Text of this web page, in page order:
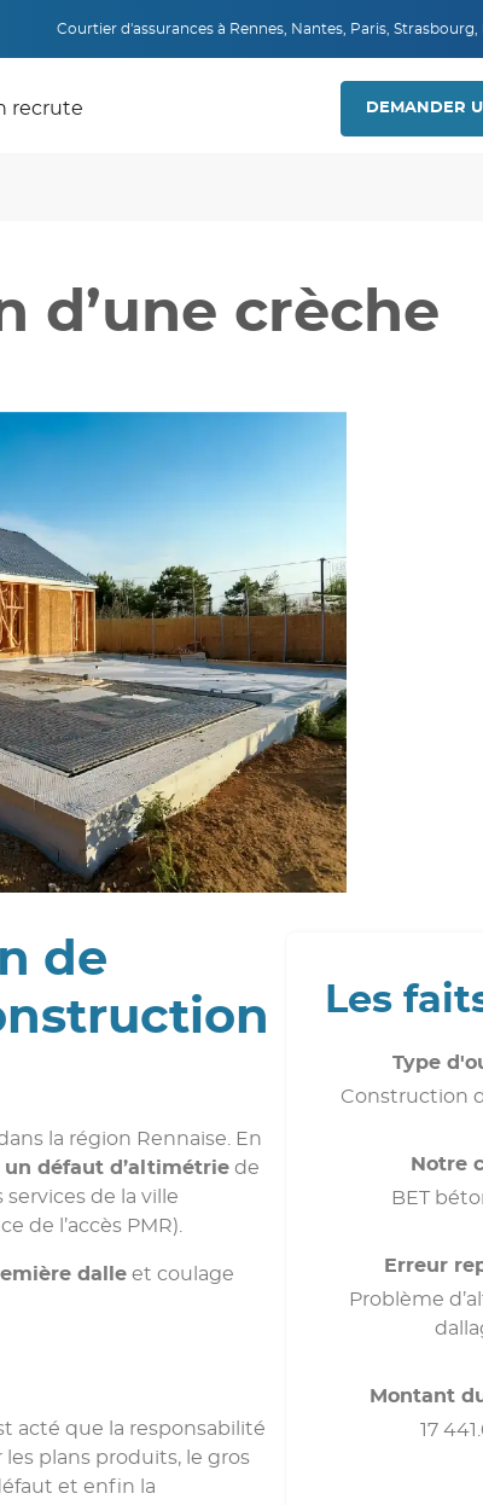
Courtier d'assurances à Rennes, Nantes, Paris,
recrute DEMANDER
d’une crèche
de
la région Rennaise. En
un défaut d’altimétrie de
de la ville
de l’accès PMR).
dalle et coulage
acté que la responsabilité
plans produits, le gros
et enfin la
Les
Type
Construction
Notre
BET
Erreur
Problème
Montant
17